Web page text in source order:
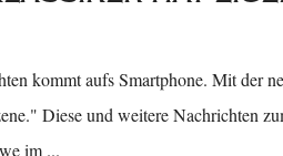
kommt aufs Smartphone. Mit der
Diese und weitere Nachrichten
im ...